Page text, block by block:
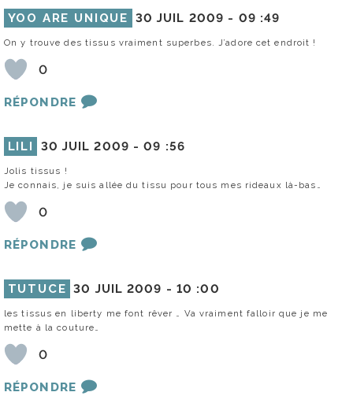
YOO ARE UNIQUE 30 JUIL 2009 - 09 :49
On y trouve des tissus vraiment superbes. J’adore cet endroit !
0
RÉPONDRE
LILI 30 JUIL 2009 -09 :56
Jolis tissus !
Je connais, je suis allée du tissu pour tous mes rideaux là-bas…
0
RÉPONDRE
TUTUCE 30 JUIL 2009 - 10 :00
les tissus en liberty me font rêver … Va vraiment falloir que je me
mette à la couture…
0
RÉPONDRE